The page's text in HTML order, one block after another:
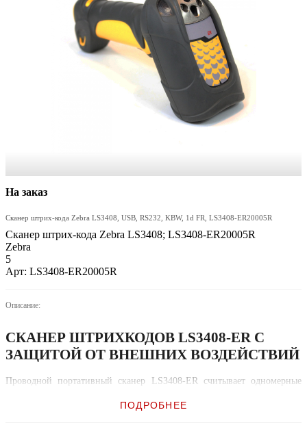
На заказ
Сканер штрих-кода Zebra LS3408, USB, RS232, KBW, 1d FR, LS3408-ER20005R
Сканер штрих-кода Zebra LS3408; LS3408-ER20005R
Zebra
5
Арт: LS3408-ER20005R
Описание:
СКАНЕР ШТРИХКОДОВ LS3408-ER С
ЗАЩИТОЙ ОТ ВНЕШНИХ ВОЗДЕЙСТВИЙ
Проводной портативный сканер LS3408-ER считывает одномерные
этикеток на разных расстояниях. Самый широкий рабочий диапазон
расстояний сканирования от 0,25 дюйма до 45 футов.
ПОДРОБНЕЕ